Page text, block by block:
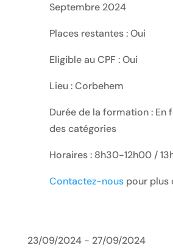
Septembre 2024
Places restantes : Oui
Eligible au CPF : Oui
Lieu : Corbehem
Durée de la formation : En
des catégories
Horaires : 8h30-12h00 /
Contactez-nouspour plus
23/09/2024 - 27/09/2024